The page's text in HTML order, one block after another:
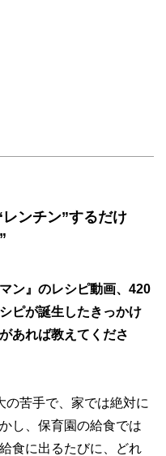
レンチン”するだけ
ン』のレシピ動画、420
ピが誕生したきっかけ
あれば教えてくださ
の苦手で、家では絶対に
し、保育園の給食では
食に出るたびに、どれ